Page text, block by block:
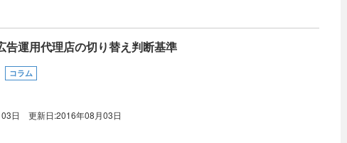
告運用代理店の切り替え判断基準
コラム
日 更新日:2016年08月03日